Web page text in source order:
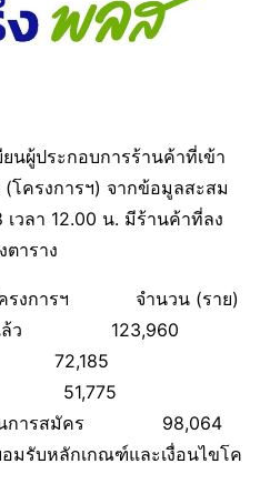
นผู้ประกอบการร้านค้าที่เข้า
โครงการฯ) จากข้อมูลสะสม
วลา 12.00 น. มีร้านค้าที่ลง
ตาราง
โครงการฯ จำนวน (ราย)
เร็จแล้ว 123,960
72,185
51,775
ตอนการสมัคร 98,064
มรับหลักเกณฑ์และเงื่อนไขโค